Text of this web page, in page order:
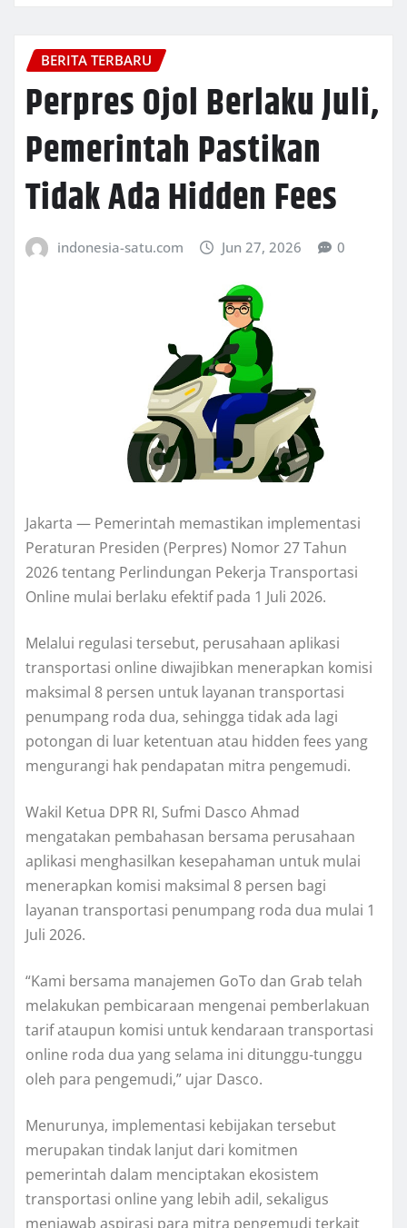
BERITA TERBARU
Perpres Ojol Berlaku Juli,
Pemerintah Pastikan
Tidak Ada Hidden Fees
indonesia-satu.com Jun 27, 2026 0
Jakarta — Pemerintah memastikan implementasi
Peraturan Presiden (Perpres) Nomor 27 Tahun
2026 tentang Perlindungan Pekerja Transportasi
Online mulai berlaku efektif pada 1 Juli 2026.
Melalui regulasi tersebut, perusahaan aplikasi
transportasi online diwajibkan menerapkan komisi
maksimal 8 persen untuk layanan transportasi
penumpang roda dua, sehingga tidak ada lagi
potongan di luar ketentuan atau hidden fees yang
mengurangi hak pendapatan mitra pengemudi.
Wakil Ketua DPR RI, Sufmi Dasco Ahmad
mengatakan pembahasan bersama perusahaan
aplikasi menghasilkan kesepahaman untuk mulai
menerapkan komisi maksimal 8 persen bagi
layanan transportasi penumpang roda dua mulai 1
Juli 2026.
“Kami bersama manajemen GoTo dan Grab telah
melakukan pembicaraan mengenai pemberlakuan
tarif ataupun komisi untuk kendaraan transportasi
online roda dua yang selama ini ditunggu-tunggu
oleh para pengemudi,” ujar Dasco.
Menurunya, implementasi kebijakan tersebut
merupakan tindak lanjut dari komitmen
pemerintah dalam menciptakan ekosistem
transportasi online yang lebih adil, sekaligus
menjawab aspirasi para mitra pengemudi terkait